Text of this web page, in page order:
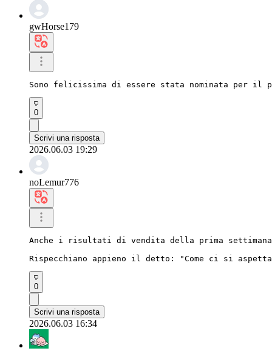
gwHorse179
Sono felicissima di essere stata nominata per
0
Scrivi una risposta
2026.06.03 19:29
noLemur776
Anche i risultati di vendita della prima
Rispecchiano appieno il detto: "Come ci si
0
Scrivi una risposta
2026.06.03 16:34